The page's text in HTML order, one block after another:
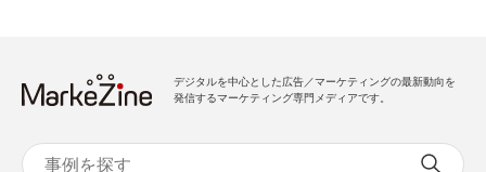
デジタルを中心とした広告／マーケティングの最新動向を
発信するマーケティング専門メディアです。